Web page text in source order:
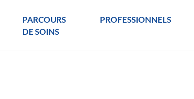
PARCOURS
DE SOINS
PROFESSIONNELS